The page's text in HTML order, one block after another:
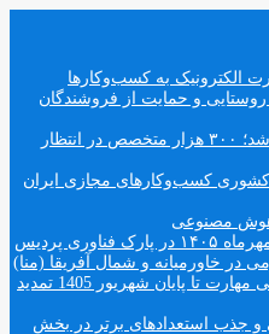
الکترونیک به کسب‌وکارها
و حمایت از فروشندگان
پایگاه ملی فریلنسرها عملیاتی شد؛ ۳۰۰ هزار متخصص در انتظار
کشوری کسب‌وکارهای مجازی ایران
خاورمیانه و شمال آفریقا (منا)
مهلت ثبت‌نام در مسابقات جهانی مهارت تا پایان شهریور 1405 تمدید
و جذب استعدادهای برتر در بخش